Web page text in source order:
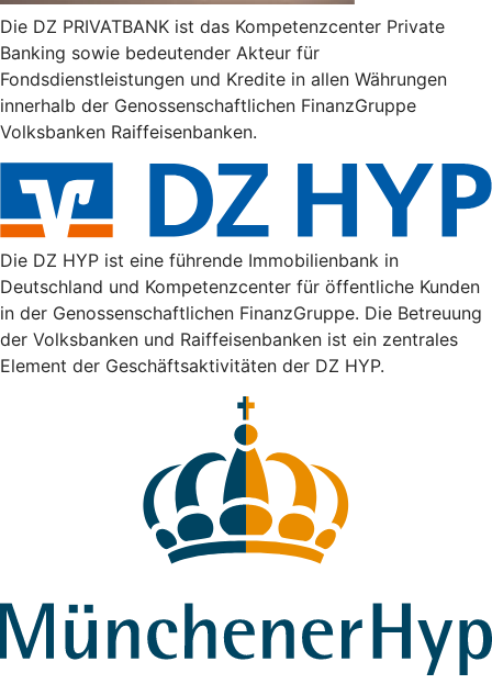
Die DZ PRIVATBANK ist das Kompetenzcenter Private
Banking sowie bedeutender Akteur für
Fondsdienstleistungen und Kredite in allen Währungen
innerhalb der Genossenschaftlichen FinanzGruppe
Volksbanken Raiffeisenbanken.
Die DZ HYP ist eine führende Immobilienbank in
Deutschland und Kompetenzcenter für öffentliche Kunden
in der Genossenschaftlichen FinanzGruppe. Die Betreuung
der Volksbanken und Raiffeisenbanken ist ein zentrales
Element der Geschäftsaktivitäten der DZ HYP.